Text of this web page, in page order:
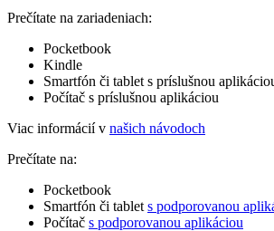
Prečítate na zariadeniach:
Pocketbook
Kindle
Smartfón či tablet s príslušnou
Počítač s príslušnou aplikáciou
Viac informácií v našich návodoch
Prečítate na:
Pocketbook
Smartfón či tablet s podporovanou
Počítač s podporovanou aplikáciou